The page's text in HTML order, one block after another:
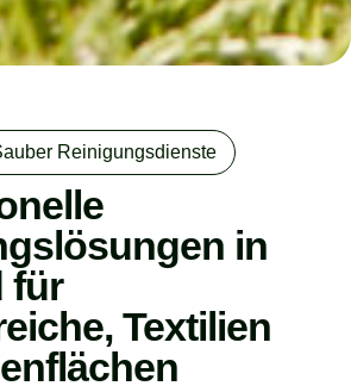
Reinigungsdienste
in
für
Textilien